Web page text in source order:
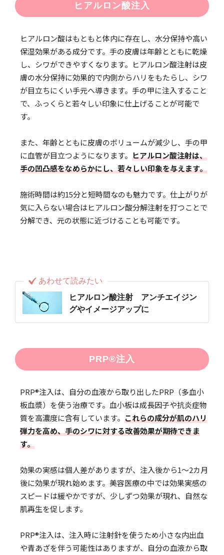
ヒアルロン酸注入
ヒアルロン酸はもともと体内に存在し、水分保持や高い
保湿効果がある成分です。手の皮膚は年齢とともに乾燥
し、シワができやすくなります。ヒアルロン酸注射は皮
膚の水分保持に効果的で内側からハリをもたらし、シワ
が目立ちにくい手元へ導きます。手の甲に注入すること
で、ふっくらと若々しい印象に仕上げることが可能で
す。
また、年齢とともに皮膚のボリュームが減少し、手の甲
に血管が目立つようになります。 ヒアルロン酸注射は、
手の凹凸感をなめらかにし、若々しい印象を与えます。
施術時間は約15分と短時間なのも魅力です。仕上がりが
気に入らない場合はヒアルロン酸分解注射を打つことで
分解でき、元の状態に近づけることも可能です。
あわせて読みたい
ヒアルロン酸注射 アンチエイジン
グやイメージアップに
PRP®注入
PRP®注入は、自分の血液から取り出したPRP（多血小
板血漿）を使う治療です。血小板は成長因子や抗炎症物
質を高濃度に含有しています。 これらの成分が肌のハリ
弾力を高め、手のシワに対する改善効果が期待できま
す。
効果の実感は個人差がありますが、注入後から1〜2カ月
後に効果が現れ始めます。美容医療の中では効果実感の
スピードは緩やかですが、少しずつ効果が現れ、自然な
肌再生を促します。
PRP®注入は、注入時に注射針を使うため小さな内出血
や青あざを伴う可能性はありますが、自分の血液から取